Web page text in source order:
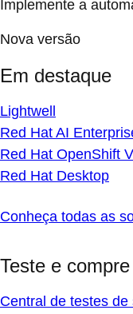
Implemente a
Nova versão
Em destaque
Lightwell
Red Hat AI
Red Hat OpenShift
Red Hat Desktop
Conheça todas as
Teste e compre
Central de testes de